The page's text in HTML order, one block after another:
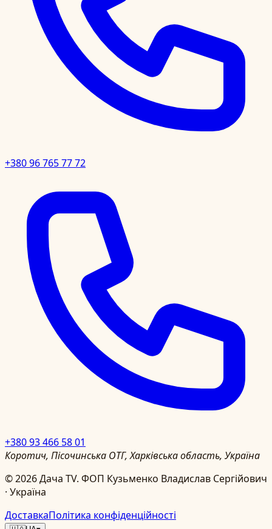
+380 96 765 77 72
+380 93 466 58 01
Коротич, Пісочинська ОТГ, Харківська область, Україна
©2026Дача TV. ФОП Кузьменко Владислав Сергійович
· Україна
ДоставкаПолітика конфіденційності